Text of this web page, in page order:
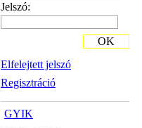
Jelszó:
Elfelejtett jelszó
Regisztráció
OK
GYIK